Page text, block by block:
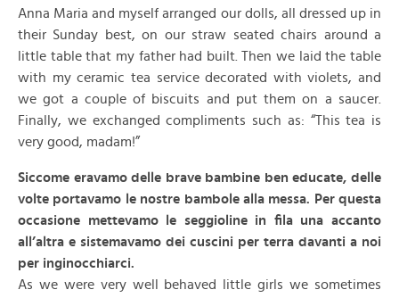
Anna Maria and myself arranged our dolls, all dressed up in
their Sunday best, on our straw seated chairs around a
little table that my father had built. Then we laid the table
with my ceramic tea service decorated with violets, and
we got a couple of biscuits and put them on a saucer.
Finally, we exchanged compliments such as: “This tea is
very good, madam!”
Siccome eravamo delle brave bambine ben educate, delle
volte portavamo le nostre bambole alla messa. Per questa
occasione mettevamo le seggioline in fila una accanto
all’altra e sistemavamo dei cuscini per terra davanti a noi
per inginocchiarci.
As we were very well behaved little girls we sometimes